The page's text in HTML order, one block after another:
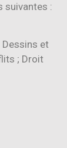
suivantes :
Dessins et
; Droit